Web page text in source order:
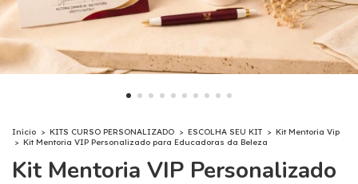
Início > KITS CURSO PERSONALIZADO > ESCOLHA SEU KIT > Kit Mentoria Vip
> Kit Mentoria VIP Personalizado para Educadoras da Beleza
Kit Mentoria VIP Personalizado